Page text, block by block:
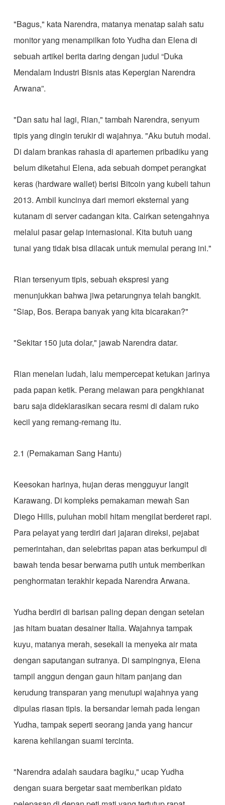
​"Bagus," kata Narendra, matanya menatap salah satu
monitor yang menampilkan foto Yudha dan Elena di
sebuah artikel berita daring dengan judul “Duka
Mendalam Industri Bisnis atas Kepergian Narendra
Arwana”.
​"Dan satu hal lagi, Rian," tambah Narendra, senyum
tipis yang dingin terukir di wajahnya. "Aku butuh modal.
Di dalam brankas rahasia di apartemen pribadiku yang
belum diketahui Elena, ada sebuah dompet perangkat
keras (hardware wallet) berisi Bitcoin yang kubeli tahun
2013. Ambil kuncinya dari memori eksternal yang
kutanam di server cadangan kita. Cairkan setengahnya
melalui pasar gelap internasional. Kita butuh uang
tunai yang tidak bisa dilacak untuk memulai perang ini."
​Rian tersenyum tipis, sebuah ekspresi yang
menunjukkan bahwa jiwa petarungnya telah bangkit.
"Siap, Bos. Berapa banyak yang kita bicarakan?"
​"Sekitar 150 juta dolar," jawab Narendra datar.
​Rian menelan ludah, lalu mempercepat ketukan jarinya
pada papan ketik. Perang melawan para pengkhianat
baru saja dideklarasikan secara resmi di dalam ruko
kecil yang remang-remang itu.
2.1 (Pemakaman Sang Hantu)
​Keesokan harinya, hujan deras mengguyur langit
Karawang. Di kompleks pemakaman mewah San
Diego Hills, puluhan mobil hitam mengilat berderet rapi.
Para pelayat yang terdiri dari jajaran direksi, pejabat
pemerintahan, dan selebritas papan atas berkumpul di
bawah tenda besar berwarna putih untuk memberikan
penghormatan terakhir kepada Narendra Arwana.
​Yudha berdiri di barisan paling depan dengan setelan
jas hitam buatan desainer Italia. Wajahnya tampak
kuyu, matanya merah, sesekali ia menyeka air mata
dengan saputangan sutranya. Di sampingnya, Elena
tampil anggun dengan gaun hitam panjang dan
kerudung transparan yang menutupi wajahnya yang
dipulas riasan tipis. Ia bersandar lemah pada lengan
Yudha, tampak seperti seorang janda yang hancur
karena kehilangan suami tercinta.
​"Narendra adalah saudara bagiku," ucap Yudha
dengan suara bergetar saat memberikan pidato